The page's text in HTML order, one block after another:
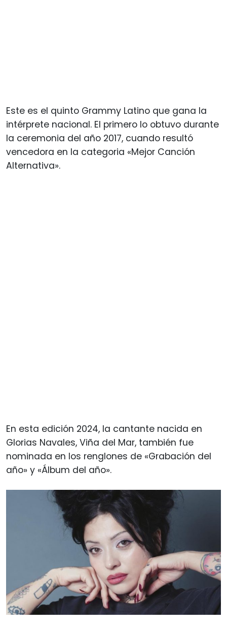
Este es el quinto Grammy Latino que gana la
intérprete nacional. El primero lo obtuvo durante
la ceremonia del año 2017, cuando resultó
vencedora en la categoria «Mejor Canción
Alternativa».
En esta edición 2024, la cantante nacida en
Glorias Navales, Viña del Mar, también fue
nominada en los renglones de «Grabación del
año» y «Álbum del año».